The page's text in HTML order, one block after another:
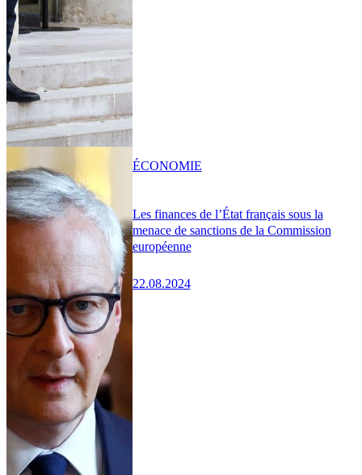
Les finances de l’État français sous la
menace de sanctions de la Commission
européenne
22.08.2024
ÉCONOMIE